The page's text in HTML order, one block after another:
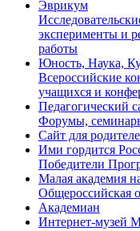
Эврикум
эксперименты и
работы
Юность, Наука,
Всероссийские
учащихся и
Педагогический
Форумы,
Сайт для
Ими гордится
Победители
Малая академия
Общероссийская
Академиан
Интернет-музей